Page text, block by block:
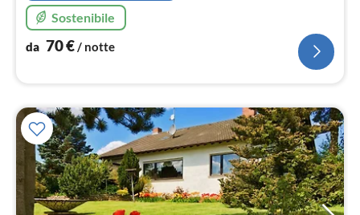
Sostenibile
da 70€/ notte